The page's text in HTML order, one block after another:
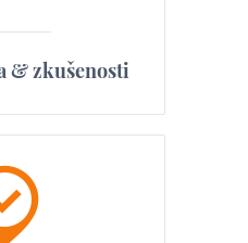
& zkušenosti